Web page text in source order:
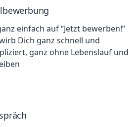
einfach auf “Jetzt bewerben!”
Dich ganz schnell und
ganz ohne Lebenslauf und